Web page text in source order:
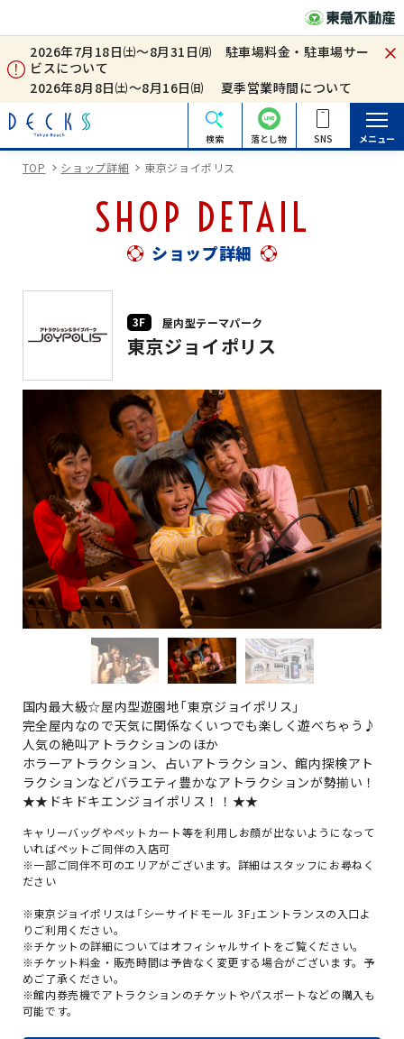
2026年7月18日㈯～8月31日㈪ 駐車場料金・駐車場サー
ビスについて
2026年8月8日㈯～8月16日㈰ 夏季営業時間について
検索 落とし物 SNS メニュー
TOP ショップ詳細 東京ジョイポリス
SHOP DETAIL
ショップ詳細
3F 屋内型テーマパーク
東京ジョイポリス
国内最大級☆屋内型遊園地「東京ジョイポリス」
完全屋内なので天気に関係なくいつでも楽しく遊べちゃう♪
人気の絶叫アトラクションのほか
ホラーアトラクション、占いアトラクション、館内探検アト
ラクションなどバラエティ豊かなアトラクションが勢揃い！
★★ドキドキエンジョイポリス！！★★
キャリーバッグやペットカート等を利用しお顔が出ないようになって
いればペットご同伴の入店可
※一部ご同伴不可のエリアがございます。詳細はスタッフにお尋ねく
ださい
※東京ジョイポリスは「シーサイドモール 3F」エントランスの入口よ
りご利用ください。
※チケットの詳細についてはオフィシャルサイトをご覧ください。
※チケット料金・販売時間は予告なく変更する場合がございます。予
めご了承ください。
※館内券売機でアトラクションのチケットやパスポートなどの購入も
可能です。